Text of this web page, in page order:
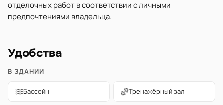
отделочных работ в соответствии с личными
предпочтениями владельца.
Удобства
В ЗДАНИИ
Бассейн Тренажёрный зал